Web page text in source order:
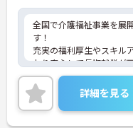
全国で介護福祉事業を展
す！
充実の福利厚生やスキル
おり安心して長期就業が
ご興味ある方には、面接
細をお話致しますのでお
詳細を見る